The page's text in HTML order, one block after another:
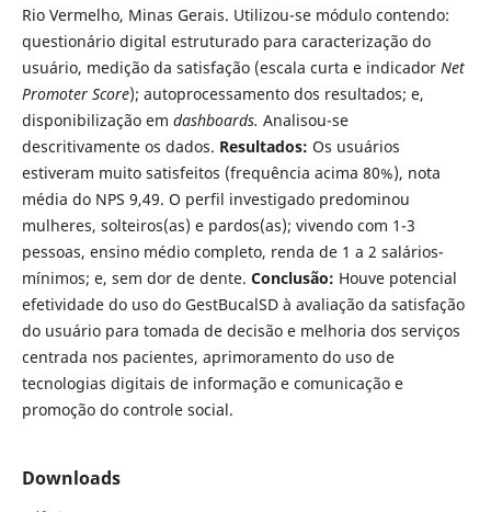
Rio Vermelho, Minas Gerais. Utilizou-se módulo contendo:
questionário digital estruturado para caracterização do
usuário, medição da satisfação (escala curta e indicador Net
Promoter Score); autoprocessamento dos resultados; e,
disponibilização em dashboards. Analisou-se
descritivamente os dados. Resultados: Os usuários
estiveram muito satisfeitos (frequência acima 80%), nota
média do NPS 9,49. O perfil investigado predominou
mulheres, solteiros(as) e pardos(as); vivendo com 1-3
pessoas, ensino médio completo, renda de 1 a 2 salários-
mínimos; e, sem dor de dente. Conclusão: Houve potencial
efetividade do uso do GestBucalSD à avaliação da satisfação
do usuário para tomada de decisão e melhoria dos serviços
centrada nos pacientes, aprimoramento do uso de
tecnologias digitais de informação e comunicação e
promoção do controle social.
Downloads